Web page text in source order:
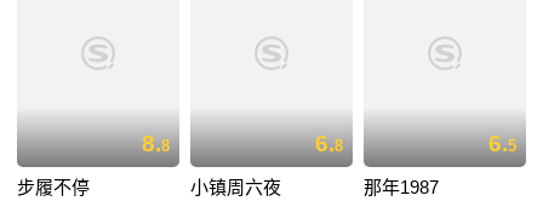
8.8
步履不停
6.8
小镇周六夜
6.5
那年1987